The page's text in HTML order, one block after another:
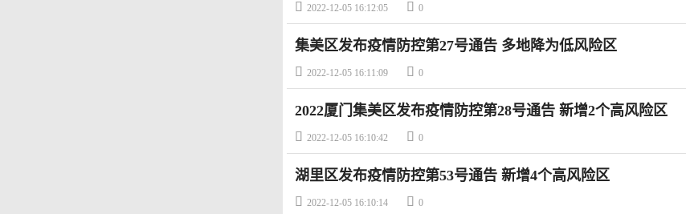
 2022-12-05 16:12:05  0
集美区发布疫情防控第27号通告 多地降为低风险区
 2022-12-05 16:11:09  0
2022厦门集美区发布疫情防控第28号通告 新增2个高风险区
 2022-12-05 16:10:42  0
湖里区发布疫情防控第53号通告 新增4个高风险区
 2022-12-05 16:10:14  0